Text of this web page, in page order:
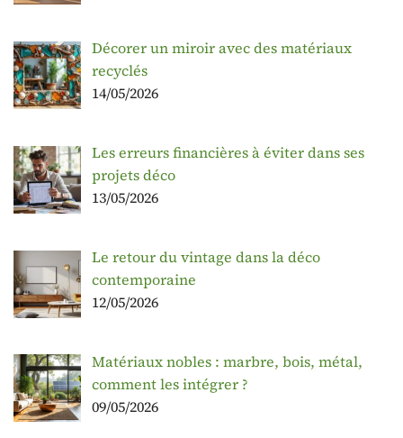
Décorer un miroir avec des matériaux
recyclés
14/05/2026
Les erreurs financières à éviter dans ses
projets déco
13/05/2026
Le retour du vintage dans la déco
contemporaine
12/05/2026
Matériaux nobles : marbre, bois, métal,
comment les intégrer ?
09/05/2026